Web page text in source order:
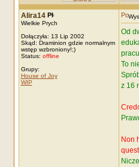
Alira14
Wielkie Prych
Dołączyła: 13 Lip 2002
Skąd: Draminion gdzie normalnym
wstęp wzbroniony!;)
Status: offline
Grupy:
House of Joy
WIP
Od
To
z 16
Non